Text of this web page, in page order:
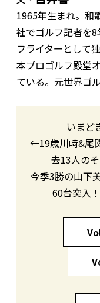
1965年生まれ。和
社でゴルフ記者を
フライターとして
本プロゴルフ殿堂
ている。元世界ゴ
いまど
←19歳川﨑&尾
去13人の
今季3勝の山下
60台突入